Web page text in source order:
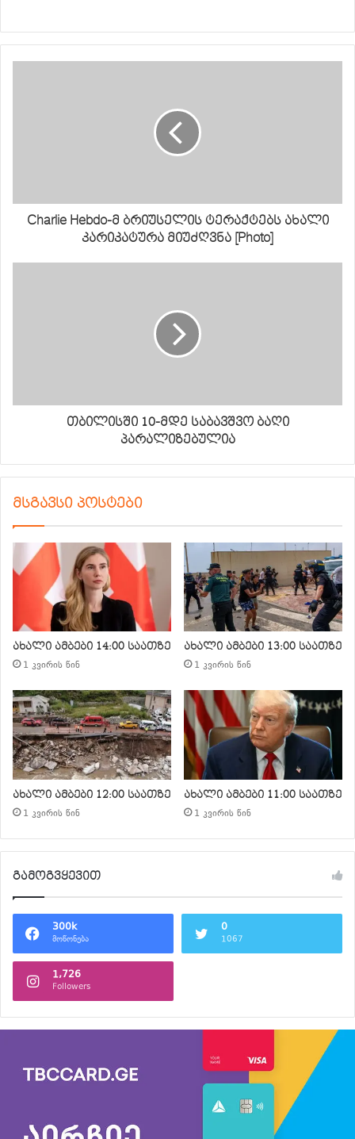
Charlie Hebdo-მ ბრიუსელის ტერაქტებს ახალი
კარიკატურა მიუძღვნა [Photo]
თბილისში 10-მდე საბავშვო ბაღი
პარალიზებულია
მსგავსი პოსტები
ახალი ამბები 14:00 საათზე
1 კვირის წინ
ახალი ამბები 13:00 საათზე
1 კვირის წინ
ახალი ამბები 12:00 საათზე
1 კვირის წინ
ახალი ამბები 11:00 საათზე
1 კვირის წინ
გამოგვყევით
300k
მოწონება
0
1067
1,726
Followers